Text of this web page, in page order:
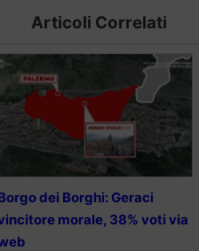
Articoli Correlati
dei Borghi: Geraci
morale, 38% voti via